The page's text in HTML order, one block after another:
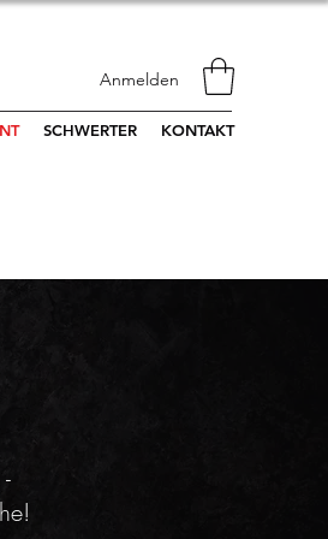
SCHWERTER KONTAKT
Anmelden